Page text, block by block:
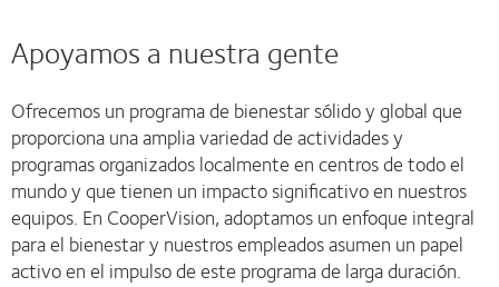
Apoyamos a nuestra gente
Ofrecemos un programa de bienestar sólido y global que
proporciona una amplia variedad de actividades y
programas organizados localmente en centros de todo el
mundo y que tienen un impacto significativo en nuestros
equipos. En CooperVision, adoptamos un enfoque integral
para el bienestar y nuestros empleados asumen un papel
activo en el impulso de este programa de larga duración.